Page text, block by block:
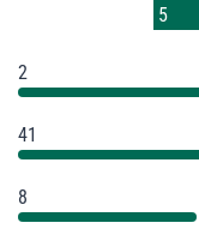
5
2
41
8